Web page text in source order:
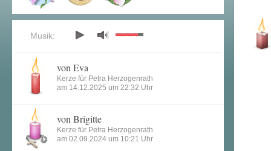
Musik:
von Eva
Kerze für Petra Herzogenrath
am 14.12.2025 um 22:32 Uhr
von Brigitte
Kerze für Petra Herzogenrath
am 02.09.2024 um 10:21 Uhr